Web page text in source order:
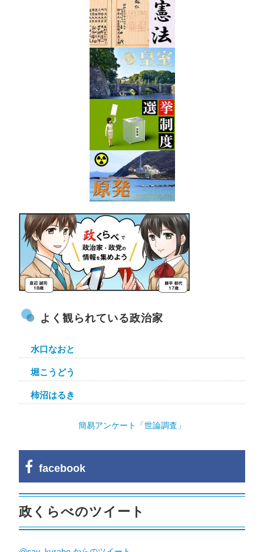
よく観られている政治家
水口なおと
堀こうどう
柿沼はるき
簡易アンケート「世論調査」
facebook
政くらべのツイート